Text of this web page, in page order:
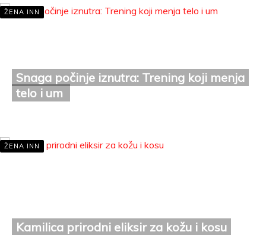
ŽENA INN
Snaga počinje iznutra: Trening koji menja
telo i um
ŽENA INN
Kamilica prirodni eliksir za kožu i kosu